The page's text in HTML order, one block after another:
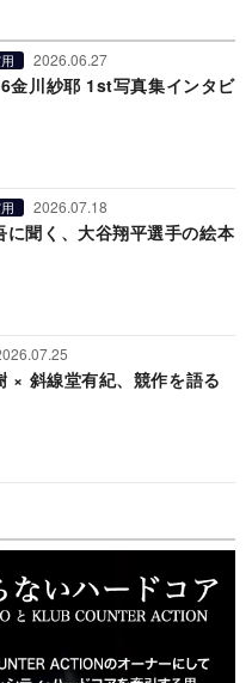
2026.06.27
金川紗耶 1st写真集インタビ
2026.07.18
に聞く、大谷翔平選手の絵本
× 斜線堂有紀、競作を語る